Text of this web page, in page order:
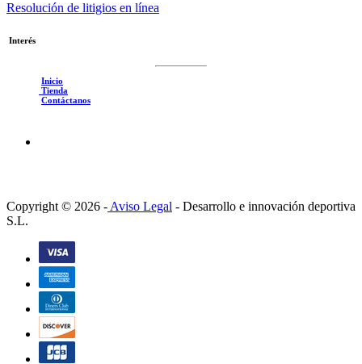
Resolución de litigios en línea
Interés
Inicio
Tienda
Contáctanos
Copyright © 2026 - Aviso Legal - Desarrollo e innovación deportiva
S.L.